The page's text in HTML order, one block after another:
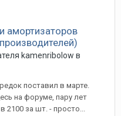
амортизаторов
kamenribolow в
поставил в марте.
на форуме, пару лет
2100 за шт. - просто...